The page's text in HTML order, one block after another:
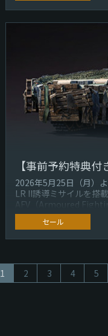
【事前予約特典
2026年5月25日（月）
LR II誘導ミサイルを搭
AFV（Armoured
ーマ u...
セール
1 2 3 4 5